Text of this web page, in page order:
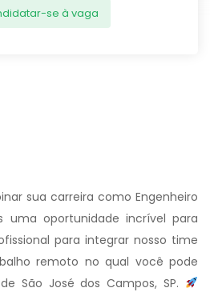
se à vaga
sua carreira como Engenheiro
uma oportunidade incrível para
para integrar nosso time
remoto no qual você pode
São José dos Campos, SP.